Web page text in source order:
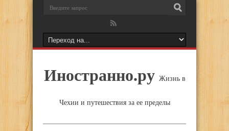
Иностранно.ру Жизнь в
Чехии и путешествия за ее пределы